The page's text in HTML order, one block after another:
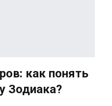
как понять
Зодиака?